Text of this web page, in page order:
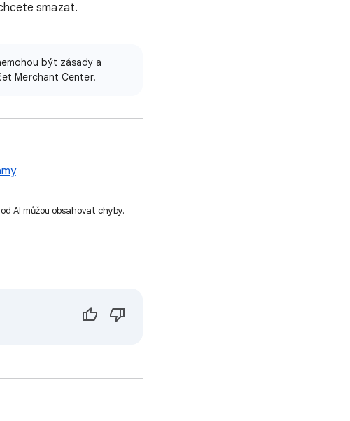
smazat.
být zásady a
Merchant Center.
AI můžou obsahovat chyby.